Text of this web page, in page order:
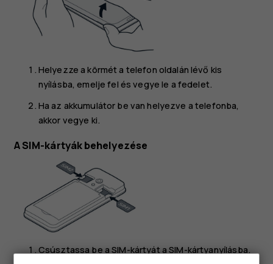
Helyezze a körmét a telefon oldalán lévő kis
nyílásba, emelje fel és vegye le a fedelet.
Ha az akkumulátor be van helyezve a telefonba,
akkor vegye ki.
A SIM-kártyák behelyezése
Csúsztassa be a SIM-kártyát a SIM-kártyanyílásba.